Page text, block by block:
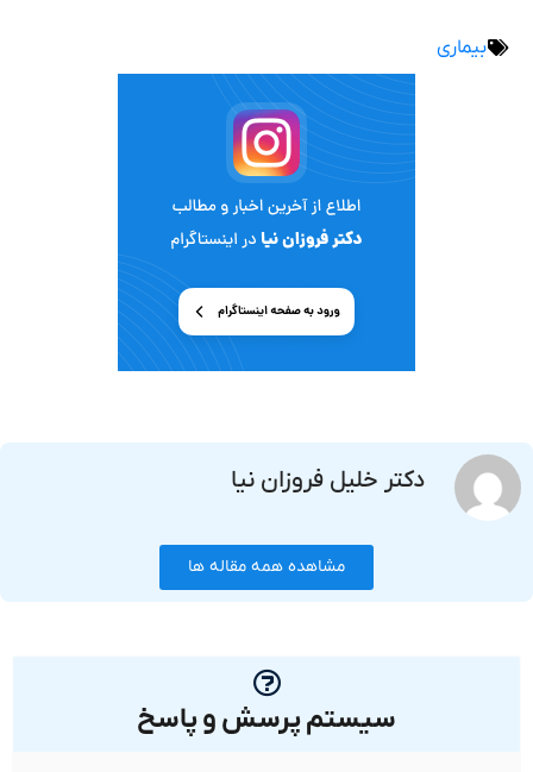
بیماری
دکتر خلیل فروزان نیا
مشاهده همه مقاله ها
سیستم پرسش و پاسخ